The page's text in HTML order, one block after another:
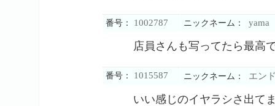
番号： 1002787 ニックネーム： yama
店員さんも写ってたら最高
番号： 1015587 ニックネーム： エン
いい感じのイヤラシさ出て